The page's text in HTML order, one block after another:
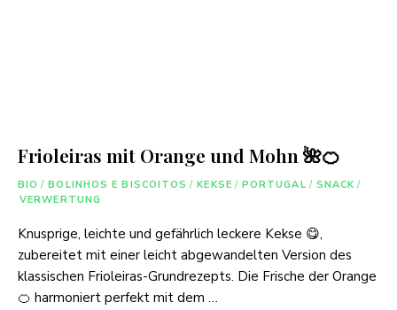
Frioleiras mit Orange und Mohn 🌺🍊
BIO / BOLINHOS E BISCOITOS / KEKSE / PORTUGAL / SNACK /
VERWERTUNG
Knusprige, leichte und gefährlich leckere Kekse 😋,
zubereitet mit einer leicht abgewandelten Version des
klassischen Frioleiras-Grundrezepts. Die Frische der Orange
🍊 harmoniert perfekt mit dem …